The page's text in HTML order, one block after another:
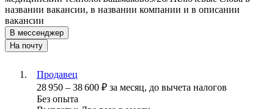
названии вакансии, в названии компании и в описании
вакансии
В мессенджер
На почту
Продавец
28 950 – 38 600 ₽ за месяц, до вычета налогов
Без опыта